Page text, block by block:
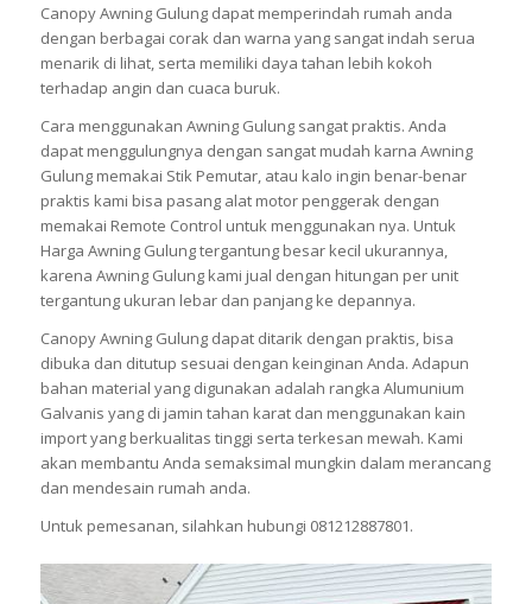
Canopy Awning Gulung dapat memperindah rumah anda
dengan berbagai corak dan warna yang sangat indah serua
menarik di lihat, serta memiliki daya tahan lebih kokoh
terhadap angin dan cuaca buruk.
Cara menggunakan Awning Gulung sangat praktis. Anda
dapat menggulungnya dengan sangat mudah karna Awning
Gulung memakai Stik Pemutar, atau kalo ingin benar-benar
praktis kami bisa pasang alat motor penggerak dengan
memakai Remote Control untuk menggunakan nya. Untuk
Harga Awning Gulung tergantung besar kecil ukurannya,
karena Awning Gulung kami jual dengan hitungan per unit
tergantung ukuran lebar dan panjang ke depannya.
Canopy Awning Gulung dapat ditarik dengan praktis, bisa
dibuka dan ditutup sesuai dengan keinginan Anda. Adapun
bahan material yang digunakan adalah rangka Alumunium
Galvanis yang di jamin tahan karat dan menggunakan kain
import yang berkualitas tinggi serta terkesan mewah. Kami
akan membantu Anda semaksimal mungkin dalam merancang
dan mendesain rumah anda.
Untuk pemesanan, silahkan hubungi 081212887801.